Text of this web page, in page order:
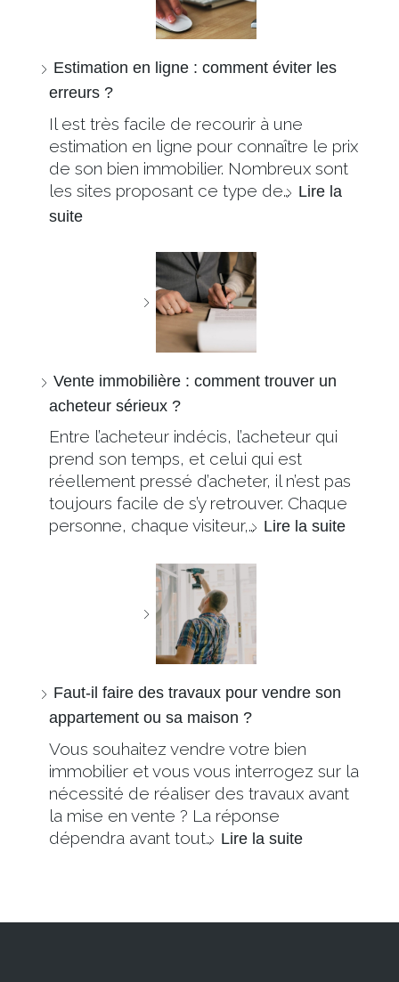
Estimation en ligne : comment éviter les
erreurs ?
Il est très facile de recourir à une
estimation en ligne pour connaître le prix
de son bien immobilier. Nombreux sont
les sites proposant ce type de… Lire la
suite
Vente immobilière : comment trouver un
acheteur sérieux ?
Entre l’acheteur indécis, l’acheteur qui
prend son temps, et celui qui est
réellement pressé d’acheter, il n’est pas
toujours facile de s’y retrouver. Chaque
personne, chaque visiteur,… Lire la suite
Faut-il faire des travaux pour vendre son
appartement ou sa maison ?
Vous souhaitez vendre votre bien
immobilier et vous vous interrogez sur la
nécessité de réaliser des travaux avant
la mise en vente ? La réponse
dépendra avant tout… Lire la suite